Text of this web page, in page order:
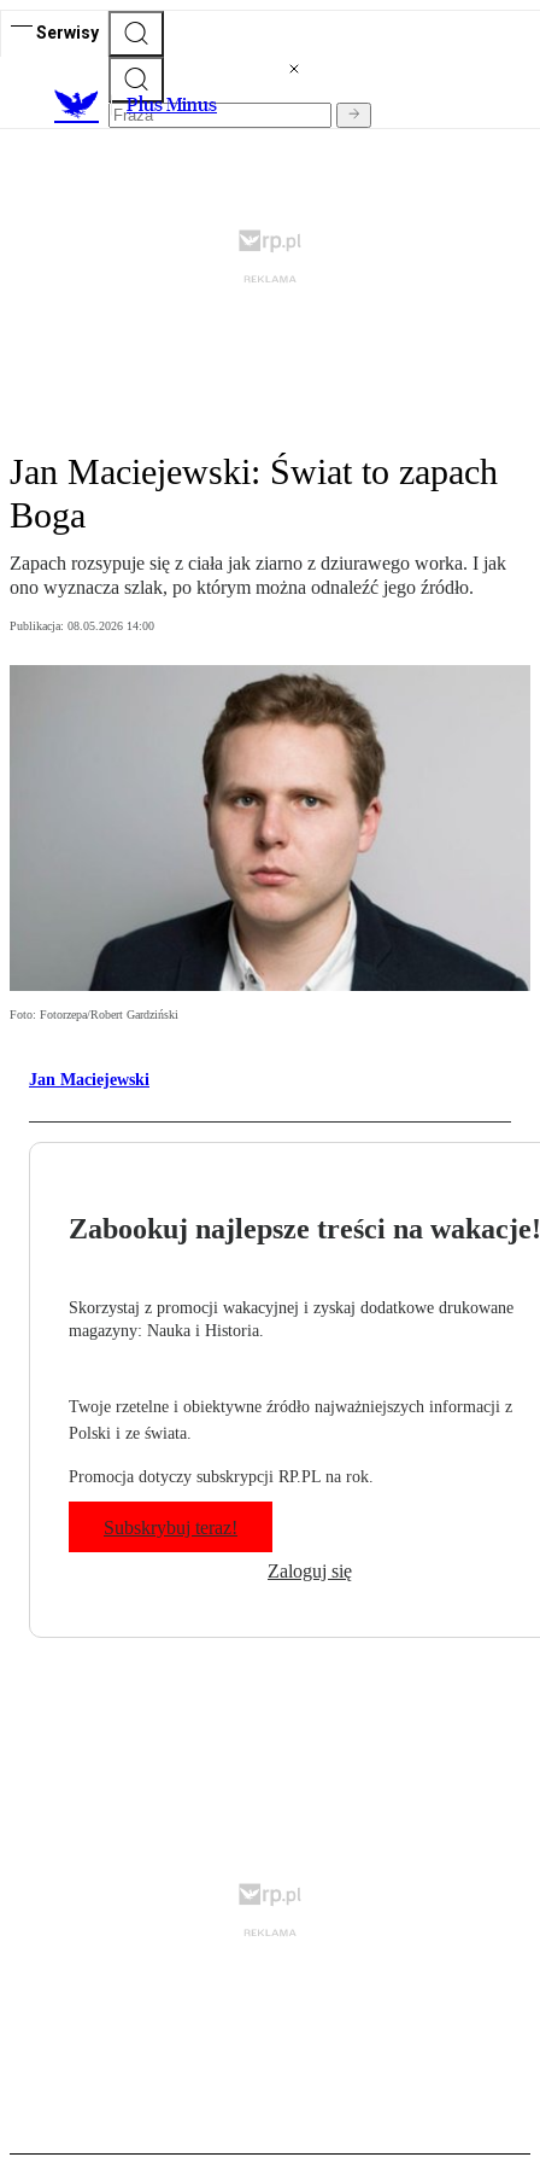
Serwisy
Plus Minus
Jan Maciejewski: Świat to zapach
Boga
Zapach rozsypuje się z ciała jak ziarno z dziurawego worka. I jak
ono wyznacza szlak, po którym można odnaleźć jego źródło.
Publikacja: 08.05.2026 14:00
Foto: Fotorzepa/Robert Gardziński
Jan Maciejewski
Zabookuj najlepsze treści na wakacje!
Skorzystaj z promocji wakacyjnej i zyskaj dodatkowe drukowane
magazyny: Nauka i Historia.
Twoje rzetelne i obiektywne źródło najważniejszych informacji z
Polski i ze świata.
Promocja dotyczy subskrypcji RP.PL na rok.
Subskrybuj teraz!
Zaloguj się